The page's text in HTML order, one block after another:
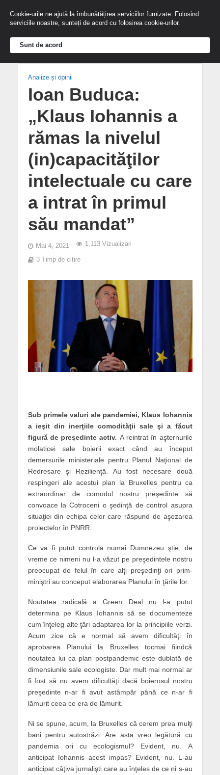
Analize și opinii
Ioan Buduca:
„Klaus Iohannis a
rămas la nivelul
(in)capacităţilor
intelectuale cu care
a intrat în primul
său mandat”
Mai 4, 2021 1,113 Vizualizari
3 Timp de citire
Sub primele valuri ale pandemiei, Klaus Iohannis
a ieşit din inerţiile comodităţii sale şi a făcut
figură de preşedinte activ. A reintrat în aşternurile
molaticei sale boierii exact când au început
demersurile ministeriale pentru Planul Naţional de
Redresare şi Rezilienţă. Au fost necesare două
respingeri ale acestui plan la Bruxelles pentru ca
extraordinar de comodul nostru preşedinte să
convoace la Cotroceni o şedinţă de control asupra
situaţiei din echipa celor care răspund de aşezarea
proiectelor în PNRR.
Ce va fi putut controla numai Dumnezeu ştie, de
vreme ce nimeni nu l-a văzut pe preşedintele nostru
preocupat de felul în care alţi preşedinţi ori prim-
miniştri au conceput elaborarea Planului în ţările lor.
Noutatea radicală a Green Deal nu l-a putut
determina pe Klaus Iohannis să se documenteze
cum înţeleg alte ţări adaptarea lor la principiile verzi.
Acum zice că e normal să avem dificultăţi în
aprobarea Planului la Bruxelles tocmai fiindcă
noutatea lui ca plan postpandemic este dublată de
dimensiunile sale ecologiste. Dar mult mai normal ar
fi fost să nu avem dificultăţi dacă boierosul nostru
preşedinte n-ar fi avut astâmpăr până ce n-ar fi
lămurit ceea ce era de lămurit.
Ni se spune, acum, la Bruxelles că cerem prea mulţi
bani pentru autostrăzi. Are asta vreo legătură cu
pandemia ori cu ecologismul? Evident, nu. A
anticipat Iohannis acest impas? Evident, nu. L-au
anticipat câţiva jurnalişti care au înţeles de ce ni s-au
Cookie-urile ne ajută la îmbunătățirea serviciilor furnizate. Folosind
serviciile noastre, sunteți de acord cu folosirea cookie-urilor.
Sunt de acord